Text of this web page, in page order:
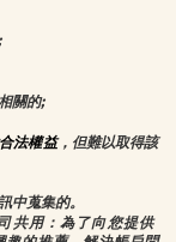
關的;
法權益，但難以取得該
中蒐集的。
共用：為了向您提供